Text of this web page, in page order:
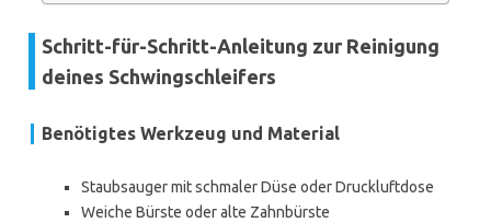
Schritt-für-Schritt-Anleitung zur Reinigung
deines Schwingschleifers
Benötigtes Werkzeug und Material
Staubsauger mit schmaler Düse oder Druckluftdose
Weiche Bürste oder alte Zahnbürste